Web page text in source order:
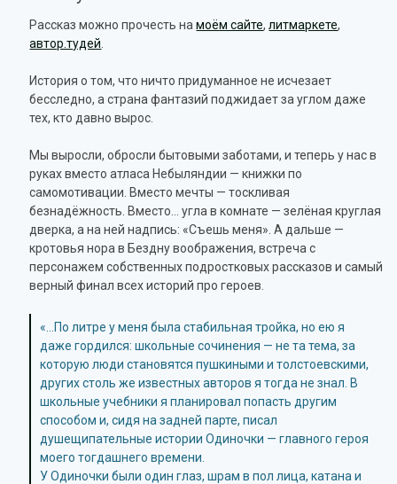
Рассказ можно прочесть намоём сайте,литмаркете,
автор.тудей
История о том, что ничто придуманное не исчезает
бесследно, а страна фантазий поджидает за углом даже
тех, кто давно вырос.
Мы выросли, обросли бытовыми заботами, и теперь у нас в
руках вместо атласа Небыляндии — книжки по
самомотивации. Вместо мечты — тоскливая
безнадёжность. Вместо… угла в комнате — зелёная круглая
дверка, а на ней надпись: «Съешь меня». А дальше —
кротовья нора в Бездну воображения, встреча с
персонажем собственных подростковых рассказов и самый
верный финал всех историй про героев.
«…По литре у меня была стабильная тройка, но ею я
даже гордился: школьные сочинения — не та тема, за
которую люди становятся пушкиными и толстоевскими,
других столь же известных авторов я тогда не знал. В
школьные учебники я планировал попасть другим
способом и, сидя на задней парте, писал
душещипательные истории Одиночки — главного героя
моего тогдашнего времени.
У Одиночки были один глаз, шрам в пол лица, катана и